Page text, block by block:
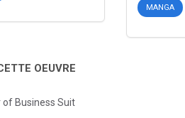
MANGA
OEUVRE
of Business Suit